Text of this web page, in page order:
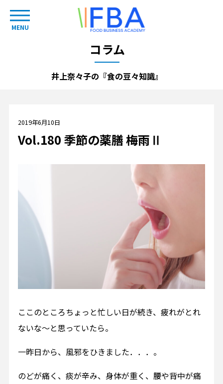
MENU
コラム
井上奈々子の『食の豆々知識』
2019年6月10日
Vol.180 季節の薬膳 梅雨Ⅱ
ここのところちょっと忙しい日が続き、疲れがとれ
ないな～と思っていたら。
一昨日から、風邪をひきました．．．。
のどが痛く、痰が辛み、身体が重く、腰や背中が痛